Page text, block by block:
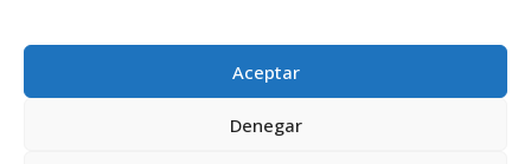
Aceptar
Denegar